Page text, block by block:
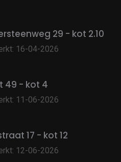
29 - kot 2.10
16-04-2026
49 - kot 4
11-06-2026
17 - kot 12
12-06-2026